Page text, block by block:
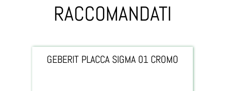
RACCOMANDATI
GEBERIT PLACCA SIGMA 01 CROMO